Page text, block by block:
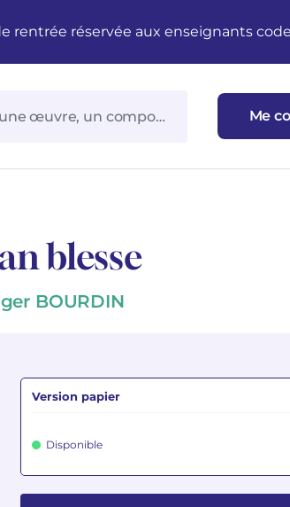
rentrée réservée aux enseignants
Me
blesse
BOURDIN
Version papier
Disponible